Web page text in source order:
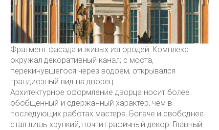
Фрагмент фасада и живых изгородей. Комплекс
окружал декоративный канал; с моста,
перекинувшегося через водоем, открывался
грандиозный вид на дворец.
Архитектурное оформление дворца носит более
обобщенный и сдержанный характер, чем в
последующих работах мастера. Богаче и свободнее
стал лишь хрупкий, почти графичный декор. Главный